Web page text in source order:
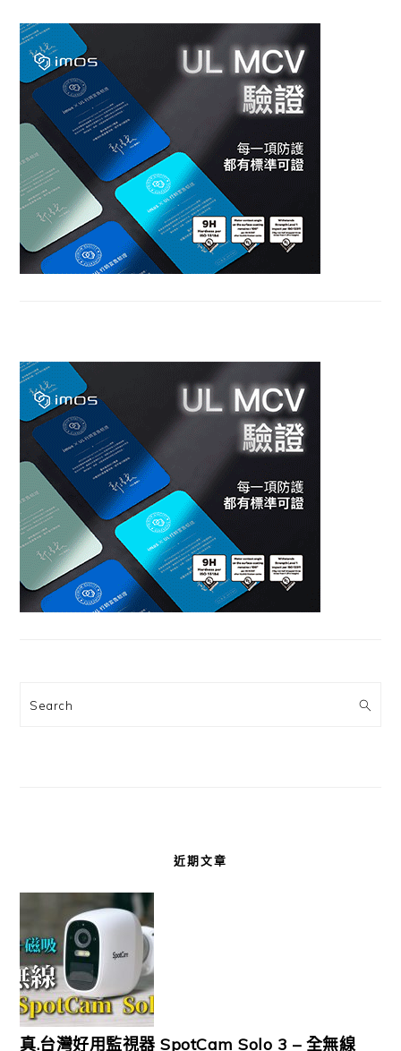
Search
近期文章
真.台灣好用監視器 SpotCam Solo 3 – 全無線